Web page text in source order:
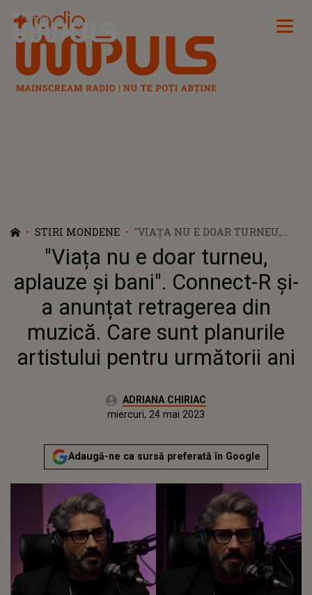
Radio Impuls
STIRI MONDENE
"VIAȚA NU E DOAR TURNEU,
APLAUZE ȘI BANI". CONNECT-R
ȘI-A ANUNȚAT RETRAGEREA
DIN MUZICĂ. CARE SUNT
PLANURILE ARTISTULUI
PENTRU URMĂTORII ANI
"Viața nu e doar turneu,
aplauze și bani". Connect-R și-
a anunțat retragerea din
muzică. Care sunt planurile
artistului pentru următorii ani
Autor:ADRIANA CHIRIAC
Actualizat:
miercuri, 24 mai 2023
Adaugă-ne ca sursă preferată în Google